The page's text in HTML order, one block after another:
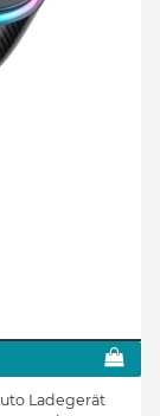
Ladegerät